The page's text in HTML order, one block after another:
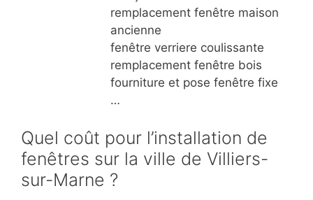
remplacement fenêtre maison
ancienne
fenêtre verriere coulissante
remplacement fenêtre bois
fourniture et pose fenêtre fixe
…
Quel coût pour l’installation de
fenêtres sur la ville de Villiers-
sur-Marne ?